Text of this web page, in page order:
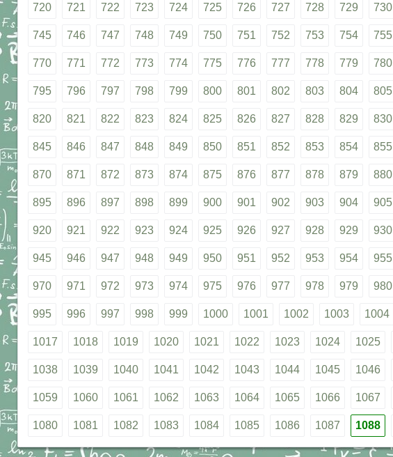
720 721 722 723 724 725 726 727 728 729 730
745 746 747 748 749 750 751 752 753 754 755
770 771 772 773 774 775 776 777 778 779 780
795 796 797 798 799 800 801 802 803 804 805
820 821 822 823 824 825 826 827 828 829 830
845 846 847 848 849 850 851 852 853 854 855
870 871 872 873 874 875 876 877 878 879 880
895 896 897 898 899 900 901 902 903 904 905
920 921 922 923 924 925 926 927 928 929 930
945 946 947 948 949 950 951 952 953 954 955
970 971 972 973 974 975 976 977 978 979 980
995 996 997 998 999 1000 1001 1002 1003 1004
1017 1018 1019 1020 1021 1022 1023 1024 1025
1038 1039 1040 1041 1042 1043 1044 1045 1046
1059 1060 1061 1062 1063 1064 1065 1066 1067
1080 1081 1082 1083 1084 1085 1086 1087 1088